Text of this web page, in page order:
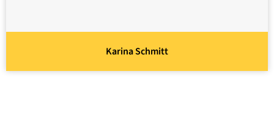
Karina Schmitt